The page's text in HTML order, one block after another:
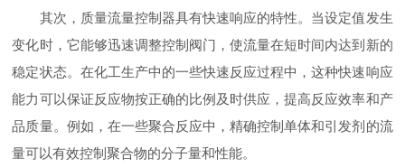
其次，质量流量控制器具有快速响应的特性。当设定值发生
变化时，它能够迅速调整控制阀门，使流量在短时间内达到新的
稳定状态。在化工生产中的一些快速反应过程中，这种快速响应
能力可以保证反应物按正确的比例及时供应，提高反应效率和产
品质量。例如，在一些聚合反应中，精确控制单体和引发剂的流
量可以有效控制聚合物的分子量和性能。